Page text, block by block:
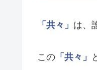
「共々」 は、
この 「共々」